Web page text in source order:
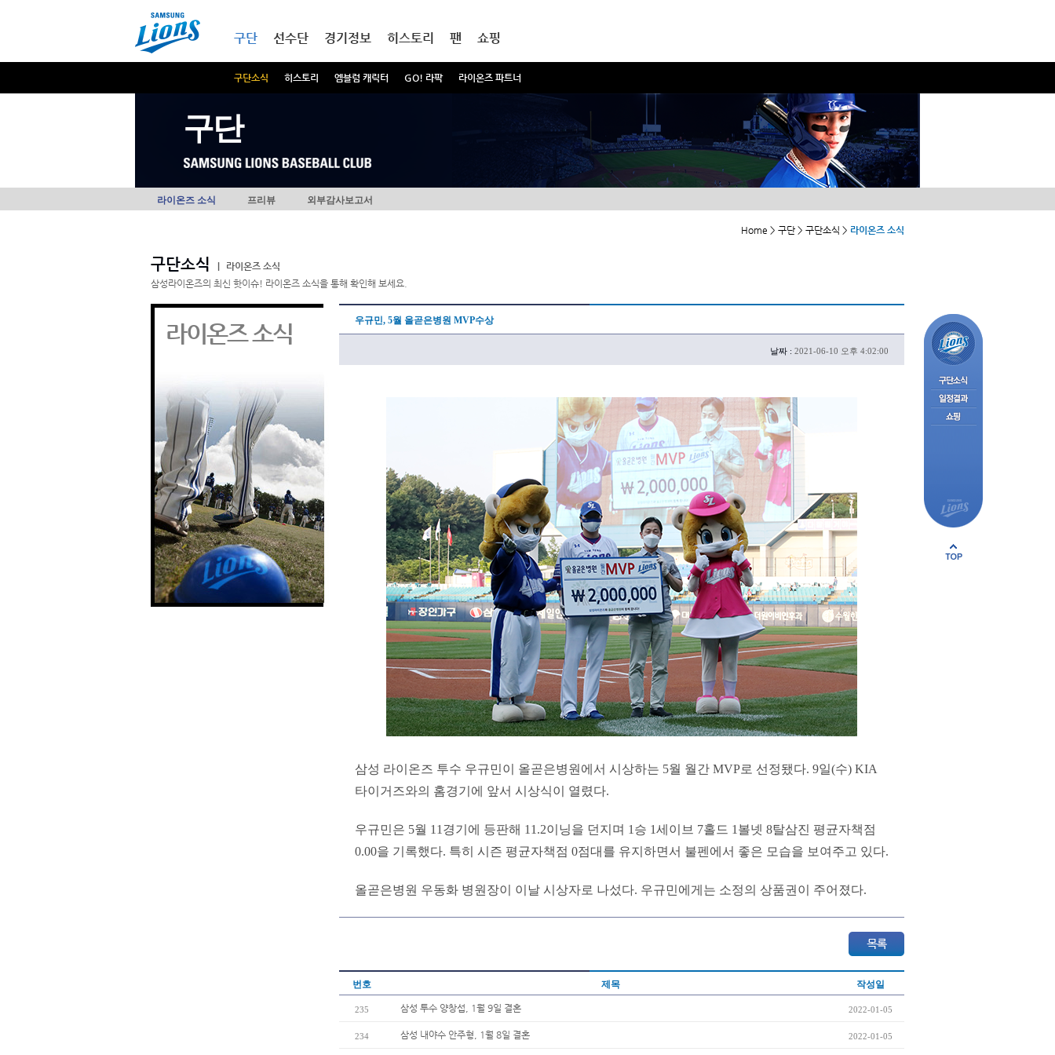
구단
구단소식 히스토리 엠블럼 캐릭터 GO! 라팍 라이온즈 파트너
선수단 경기정보 히스토리 팬 쇼핑
구단
라이온즈 소식 프리뷰 외부감사보고서
Home > 구단 > 구단소식 > 라이온즈 소식
구단소식
라이온즈 소식
삼성라이온즈의 최신 핫이슈! 라이온즈 소식을 통해 확인해 보세요.
라이온즈 소식 우규민, 5월 올곧은병원 MVP수상
날짜 : 2021-06-10 오후 4:02:00
삼성 라이온즈 투수 우규민이 올곧은병원에서 시상하는 5월 월간 MVP로 선정됐다. 9일(수) KIA
타이거즈와의 홈경기에 앞서 시상식이 열렸다.
우규민은 5월 11경기에 등판해 11.2이닝을 던지며 1승 1세이브 7홀드 1볼넷 8탈삼진 평균자책점
0.00을 기록했다. 특히 시즌 평균자책점 0점대를 유지하면서 불펜에서 좋은 모습을 보여주고 있다.
올곧은병원 우동화 병원장이 이날 시상자로 나섰다. 우규민에게는 소정의 상품권이 주어졌다.
번호 제목 작성일
235 삼성 투수 양창섭, 1월 9일 결혼 2022-01-05
234 삼성 내야수 안주형, 1월 8일 결혼 2022-01-05